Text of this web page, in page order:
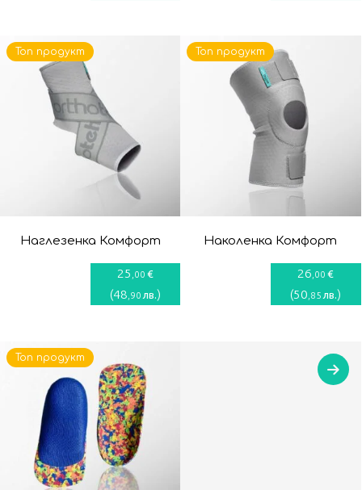
Наглезенка Комфорт
25 ,00 €
(48 ,90 лв.)
Топ продукт
Наколенка Комфорт
26 ,00 €
(50 ,85 лв.)
Топ продукт
Топ продукт